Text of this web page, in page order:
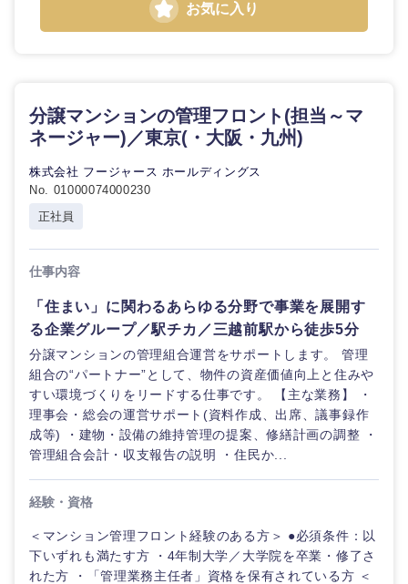
お気に入り
分譲マンションの管理フロント(担当～マ
ネージャー)／東京(・大阪・九州)
株式会社 フージャース ホールディングス
No. 01000074000230
正社員
仕事内容
「住まい」に関わるあらゆる分野で事業を展開す
る企業グループ／駅チカ／三越前駅から徒歩5分
分譲マンションの管理組合運営をサポートします。 管理
組合の“パートナー”として、物件の資産価値向上と住みや
すい環境づくりをリードする仕事です。 【主な業務】 ・
理事会・総会の運営サポート(資料作成、出席、議事録作
成等) ・建物・設備の維持管理の提案、修繕計画の調整 ・
管理組合会計・収支報告の説明 ・住民か...
経験・資格
＜マンション管理フロント経験のある方＞ ●必須条件：以
下いずれも満たす方 ・4年制大学／大学院を卒業・修了さ
れた方 ・「管理業務主任者」資格を保有されている方 ＜